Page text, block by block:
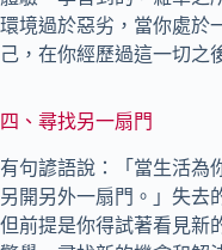
環境過於惡劣，當你處於
己，在你經歷過這一切之
四、尋找另一扇門
有句諺語說：「當生活為
另開另外一扇門。」失去
但前提是你得試著看見新